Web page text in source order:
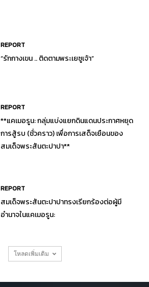
REPORT
“รักกางเขน .. ติดตามพระเยซูเจ้า”
REPORT
**แคเมอรูน: กลุ่มแบ่งแยกดินแดนประกาศหยุด
การสู้รบ (ชั่วคราว) เพื่อการเสด็จเยือนของ
สมเด็จพระสันตะปาปา**
REPORT
สมเด็จพระสันตะปาปาทรงเรียกร้องต่อผู้มี
อำนาจในแคเมอรูน:
โหลดเพิ่มเติม